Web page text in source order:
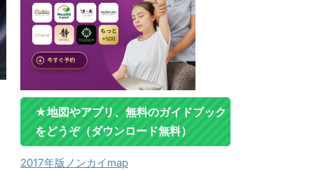
★地図やアプリ、無料のガイドブック
をどうぞ（ダウンロード無料）
2017年版ノンカイmap